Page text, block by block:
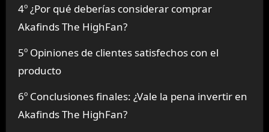
4º ¿Por qué deberías considerar comprar
Akafinds The HighFan?
5º Opiniones de clientes satisfechos con el
producto
6º Conclusiones finales: ¿Vale la pena invertir en
Akafinds The HighFan?